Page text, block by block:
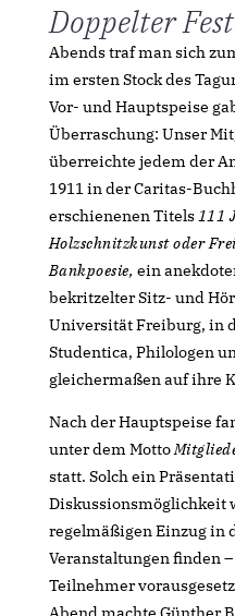
Doppelter
Abends traf man sich
im ersten Stock des
Vor- und Hauptspeise
Überraschung: Unser
überreichte jedem der
1911 in der Caritas-
erschienenen Titels111
Holzschnitzkunst oder
Bankpoesie, ein
bekritzelter Sitz- und
Universität Freiburg, in
Studentica, Philologen
gleichermaßen auf ihre
Nach der Hauptspeise
unter dem Motto
statt. Solch ein
Diskussionsmöglichkeit
regelmäßigen Einzug in
Veranstaltungen finden
Teilnehmer